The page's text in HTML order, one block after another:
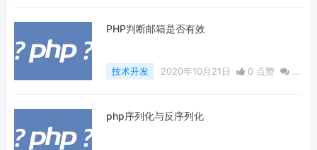
PHP判断邮箱是否有效
技术开发 2020年10月21日 0 点赞
0
php序列化与反序列化